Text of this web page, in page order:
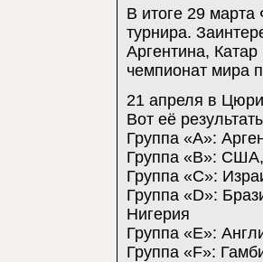
В итоге 29
турнира.
Аргентина,
чемпионат мира
21 апреля в
Вот её
Группа «A»:
Группа «B»:
Группа «C»:
Группа «D»:
Нигерия
Группа «E»:
Группа «F»: